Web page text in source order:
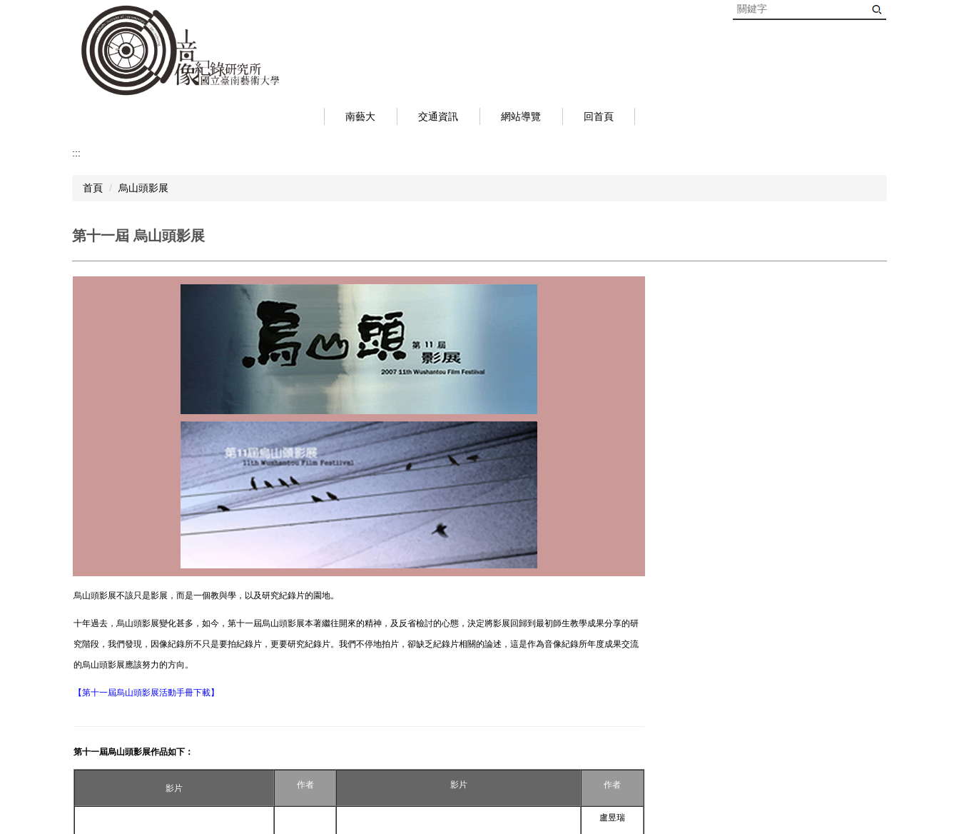
南藝大
交通資訊 網站導覽 回首頁
:::
首頁 烏山頭影展
第十一屆 烏山頭影展
烏山頭影展不該只是影展，而是一個教與學，以及研究紀錄片的園地。
十年過去，烏山頭影展變化甚多，如今，第十一屆烏山頭影展本著繼往開來的精神，及反省檢討的心態，決定將影展回歸到最初師生教學成果分享的研
究階段，我們發現，因像紀錄所不只是要拍紀錄片，更要研究紀錄片。我們不停地拍片，卻缺乏紀錄片相關的論述，這是作為音像紀錄所年度成果交流
的烏山頭影展應該努力的方向。
【第十一屆烏山頭影展活動手冊下載】
第十一屆烏山頭影展作品如下：
影片 作者 影片 作者
盧昱瑞